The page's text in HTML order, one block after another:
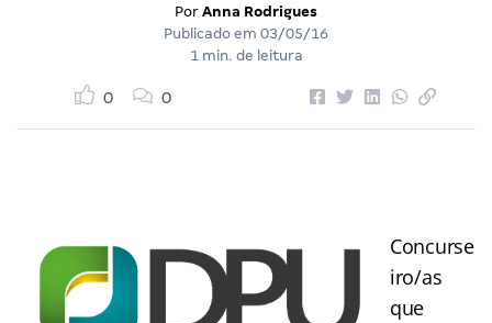
Por Anna Rodrigues
Publicado em 03/05/16
1 min. de leitura
0 0
Concurse
iro/as
que